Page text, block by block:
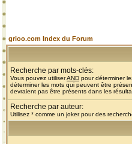
grioo.com Index du Forum
Recherche par mots-clés:
Vous pouvez utiliserAND pour déterminer
déterminer les mots qui peuvent être
devraient pas être présents dans les
Recherche par auteur:
Utilisez * comme un joker pour des